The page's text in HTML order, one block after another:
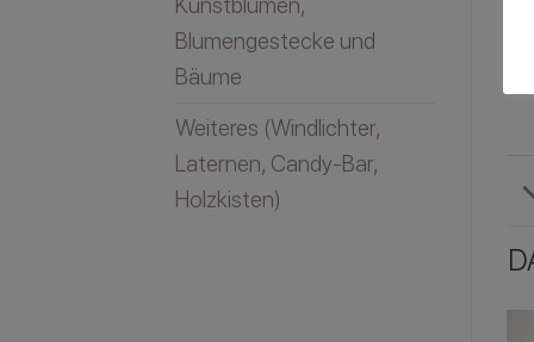
Blumengestecke und
Bäume
Weiteres (Windlichter,
Laternen, Candy-Bar,
Holzkisten)